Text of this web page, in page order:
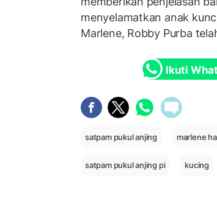
menyelamatkan anak
Marlene, Robby Purba
Ikuti
satpam pukul anjing marlene
satpam pukul anjing pi kucing